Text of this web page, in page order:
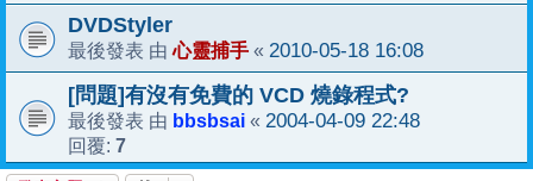
DVDStyler
最後發表 由心靈捕手 « 2010-05-18 16:08
[問題]有沒有免費的 VCD 燒錄程式?
最後發表 由 bbsbsai « 2004-04-09 22:48
回覆: 7